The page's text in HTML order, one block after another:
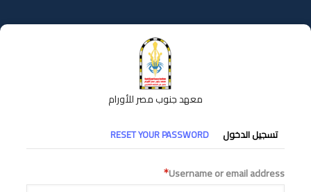
إلى
المحتوى
معهد جنوب مصر للأورام
التبويبات
الأساسية
تسجيل الدخول RESET YOUR PASSWORD
Username or email address